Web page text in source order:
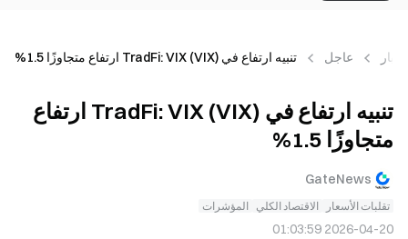
أخبار عاجل تنبيه ارتفاع في TradFi: VIX (VIX) ارتفاع متجاوزًا 1.5%
تنبيه ارتفاع في TradFi: VIX (VIX) ارتفاع
متجاوزًا 1.5%
GateNews
تقلبات الأسعار الاقتصاد الكلي المؤشرات
2026-04-20 01:03:59